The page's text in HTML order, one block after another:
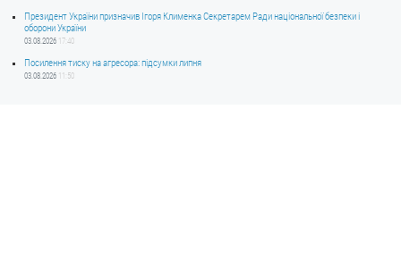
Президент України призначив Ігоря Клименка Секретарем Ради національної безпеки і
оборони України
03.08.2026 17:40
Посилення тиску на агресора: підсумки липня
03.08.2026 11:50